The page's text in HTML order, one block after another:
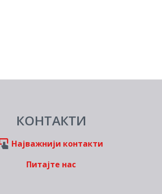
КОНТАКТИ
Најважнији контакти
Питајте нас